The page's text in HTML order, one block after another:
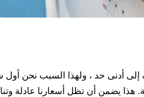
إلى أدنى حد ، ولهذا السبب نحن
هذا يضمن أن تظل أسعارنا عادلة